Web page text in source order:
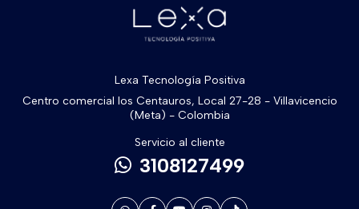
Lexa Tecnología Positiva
Centro comercial los Centauros, Local 27-28 - Villavicencio
(Meta) - Colombia
Servicio al cliente
3108127499